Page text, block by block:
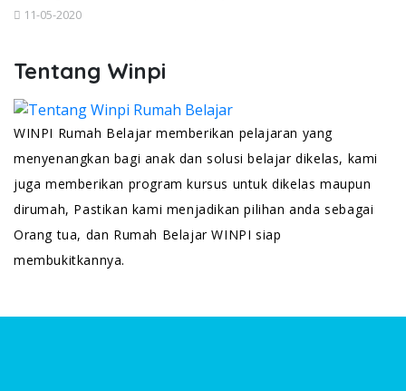
11-05-2020
Tentang Winpi
WINPI Rumah Belajar memberikan pelajaran yang
menyenangkan bagi anak dan solusi belajar dikelas, kami
juga memberikan program kursus untuk dikelas maupun
dirumah, Pastikan kami menjadikan pilihan anda sebagai
Orang tua, dan Rumah Belajar WINPI siap
membukitkannya.